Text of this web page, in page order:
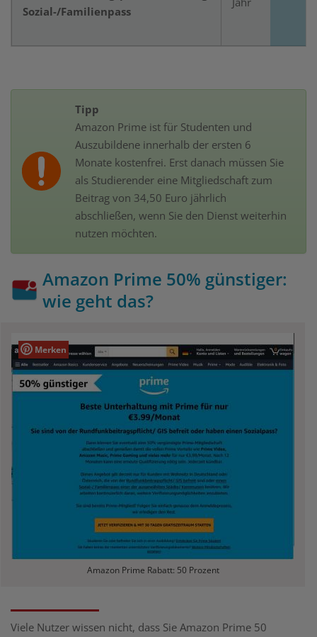
Sozial-/Familienpass
Tipp
Amazon Prime ist für Studenten und
Auszubildene innerhalb der ersten 6
Monate kostenfrei. Erst danach müssen Sie
als Studierender eine Mitgliedschaft zum
Beitrag von 34,50 Euro jährlich
abschließen, wenn Sie den Dienst weiterhin
nutzen möchten.
Amazon Prime 50% günstiger:
wie geht das?
Merken
Amazon Prime Rabatt: 50 Prozent
Viele Nutzer wissen nicht, dass Sie Amazon Prime 50